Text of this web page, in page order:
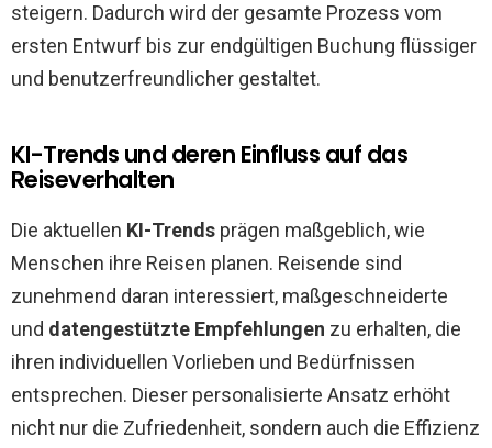
steigern. Dadurch wird der gesamte Prozess vom
ersten Entwurf bis zur endgültigen Buchung flüssiger
und benutzerfreundlicher gestaltet.
KI-Trends und deren Einfluss auf das
Reiseverhalten
Die aktuellen KI-Trends prägen maßgeblich, wie
Menschen ihre Reisen planen. Reisende sind
zunehmend daran interessiert, maßgeschneiderte
und datengestützte Empfehlungen zu erhalten, die
ihren individuellen Vorlieben und Bedürfnissen
entsprechen. Dieser personalisierte Ansatz erhöht
nicht nur die Zufriedenheit, sondern auch die Effizienz